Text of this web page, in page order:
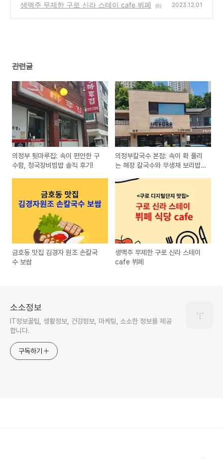
생맥주 무제한 구로 신라 스테이 cafe 뷔페 (0) 2023.12.01
관련글
의정부 툇마루집: 속이 편안한 구
수함, 청국장비빔밥 솔직 후기!
의정부칼국수 본점: 속이 확 풀리
는 해장 칼국수와 무생채 보리밥
금호동 맛집 김경자 원조 손칼국
수 보쌈
생맥주 무제한 구로 신라 스테이
cafe 뷔페
소소정보
IT정보꿀팁, 생활정보, 건강정보, 마케팅, 소소한 정보를 제공
합니다.
구독하기